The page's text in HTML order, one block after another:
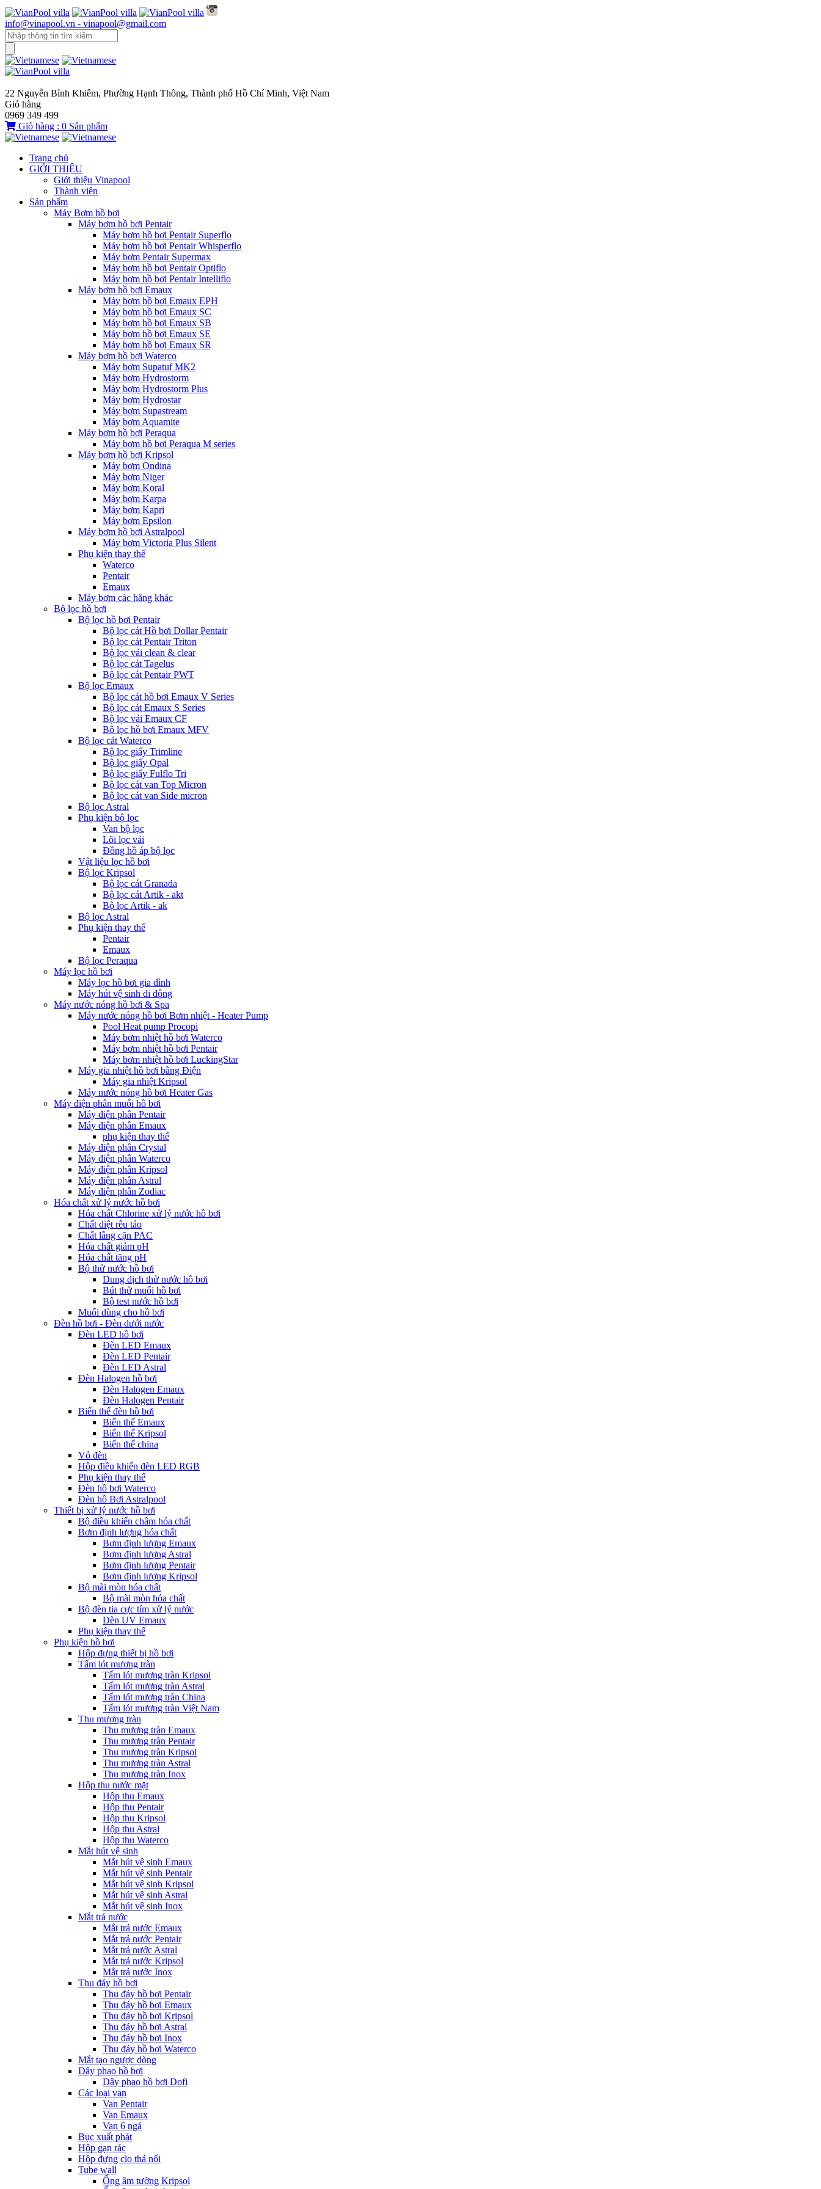
info@vinapool.vn - vinapool@gmail.com
22 Nguyễn Bỉnh Khiêm, Phường Hạnh Thông, Thành phố Hồ Chí Minh, Việt Nam
Giỏ hàng
0969 349 499
Giỏ hàng : 0 Sản phẩm
Trang chủ
GIỚI THIỆU
Giới thiệu Vinapool
Thành viên
Sản phẩm
Máy Bơm hồ bơi
Máy bơm hồ bơi Pentair
Máy bơm hồ bơi Pentair Superflo
Máy bơm hồ bơi Pentair Whisperflo
Máy bơm Pentair Supermax
Máy bơm hồ bơi Pentair Optiflo
Máy bơm hồ bơi Pentair Intelliflo
Máy bơm hồ bơi Emaux
Máy bơm hồ bơi Emaux EPH
Máy bơm hồ bơi Emaux SC
Máy bơm hồ bơi Emaux SB
Máy bơm hồ bơi Emaux SE
Máy bơm hồ bơi Emaux SR
Máy bơm hồ bơi Waterco
Máy bơm Supatuf MK2
Máy bơm Hydrostorm
Máy bơm Hydrostorm Plus
Máy bơm Hydrostar
Máy bơm Supastream
Máy bơm Aquamite
Máy bơm hồ bơi Peraqua
Máy bơm hồ bơi Peraqua M series
Máy bơm hồ bơi Kripsol
Máy bơm Ondina
Máy bơm Niger
Máy bơm Koral
Máy bơm Karpa
Máy bơm Kapri
Máy bơm Epsilon
Máy bơm hồ bơi Astralpool
Máy bơm Victoria Plus Silent
Phụ kiện thay thế
Waterco
Pentair
Emaux
Máy bơm các hãng khác
Bộ lọc hồ bơi
Bộ lọc hồ bơi Pentair
Bộ lọc cát Hồ bơi Dollar Pentair
Bộ lọc cát Pentair Triton
Bộ lọc vải clean & clear
Bộ lọc cát Tagelus
Bộ lọc cát Pentair PWT
Bộ lọc Emaux
Bộ lọc cát hồ bơi Emaux V Series
Bộ lọc cát Emaux S Series
Bộ lọc vải Emaux CF
Bô lọc hồ bơi Emaux MFV
Bộ lọc cát Waterco
Bộ lọc giấy Trimline
Bộ lọc giấy Opal
Bộ lọc giấy Fulflo Tri
Bộ lọc cát van Top Micron
Bộ lọc cát van Side micron
Bộ lọc Astral
Phụ kiện bộ lọc
Van bộ lọc
Lõi lọc vải
Đồng hồ áp bộ lọc
Vật liệu lọc hồ bơi
Bộ lọc Kripsol
Bộ lọc cát Granada
Bộ lọc cát Artik - akt
Bộ lọc Artik - ak
Bộ lọc Astral
Phụ kiện thay thế
Pentair
Emaux
Bộ lọc Peraqua
Máy lọc hồ bơi
Máy lọc hồ bơi gia đình
Máy hút vệ sinh di động
Máy nước nóng hồ bơi & Spa
Máy nước nóng hồ bơi Bơm nhiệt - Heater Pump
Pool Heat pump Procopi
Máy bơm nhiệt hồ bơi Waterco
Máy bơm nhiệt hồ bơi Pentair
Máy bơm nhiệt hồ bơi LuckingStar
Máy gia nhiệt hồ bơi bằng Điện
Máy gia nhiệt Kripsol
Máy nước nóng hồ bơi Heater Gas
Máy điện phân muối hồ bơi
Máy điện phân Pentair
Máy điện phân Emaux
phụ kiện thay thế
Máy điện phân Crystal
Máy điện phân Waterco
Máy điện phân Kripsol
Máy điện phân Astral
Máy điện phân Zodiac
Hóa chất xử lý nước hồ bơi
Hóa chất Chlorine xử lý nước hồ bơi
Chất diệt rêu tảo
Chất lắng cặn PAC
Hóa chất giảm pH
Hóa chất tăng pH
Bộ thử nước hồ bơi
Dung dịch thử nước hồ bơi
Bút thử muối hồ bơi
Bộ test nước hồ bơi
Muối dùng cho hồ bơi
Đèn hồ bơi - Đèn dưới nước
Đèn LED hồ bơi
Đèn LED Emaux
Đèn LED Pentair
Đèn LED Astral
Đèn Halogen hồ bơi
Đèn Halogen Emaux
Đèn Halogen Pentair
Biến thế đèn hồ bơi
Biến thế Emaux
Biến thế Kripsol
Biến thế china
Vỏ đèn
Hộp điều khiển đèn LED RGB
Phụ kiện thay thế
Đèn hồ bơi Waterco
Đèn hồ Bơi Astralpool
Thiết bị xử lý nước hồ bơi
Bộ điều khiển châm hóa chất
Bơm định lượng hóa chất
Bơm định lượng Emaux
Bơm định lượng Astral
Bơm định lượng Pentair
Bơm định lượng Kripsol
Bộ mài mòn hóa chất
Bộ mài mòn hóa chất
Bộ đèn tia cực tím xử lý nước
Đèn UV Emaux
Phụ kiện thay thế
Phụ kiện hồ bơi
Hộp đựng thiết bị hồ bơi
Tấm lót mương tràn
Tấm lót mương tràn Kripsol
Tấm lót mương tràn Astral
Tấm lót mương tràn China
Tấm lót mương tràn Việt Nam
Thu mương tràn
Thu mương tràn Emaux
Thu mương tràn Pentair
Thu mương tràn Kripsol
Thu mương tràn Astral
Thu mương tràn Inox
Hôp thu nước mặt
Hộp thu Emaux
Hộp thu Pentair
Hộp thu Kripsol
Hộp thu Astral
Hộp thu Waterco
Mắt hút vệ sinh
Mắt hút vệ sinh Emaux
Mắt hút vệ sinh Pentair
Mắt hút vệ sinh Kripsol
Mắt hút vệ sinh Astral
Mắt hút vệ sinh Inox
Mắt trả nước
Mắt trả nước Emaux
Mắt trả nước Pentair
Mắt trả nước Astral
Mắt trả nước Kripsol
Mắt trả nước Inox
Thu đáy hồ bơi
Thu đáy hồ bơi Pentair
Thu đáy hồ bơi Emaux
Thu đáy hồ bơi Kripsol
Thu đáy hồ bơi Astral
Thu đáy hồ bơi Inox
Thu đáy hồ bơi Waterco
Mắt tạo ngược dòng
Dây phao hồ bơi
Dây phao hồ bơi Dofi
Các loại van
Van Pentair
Van Emaux
Van 6 ngả
Bục xuất phát
Hộp gạn rác
Hộp đựng clo thả nổi
Tube wall
Ống âm tường Kripsol